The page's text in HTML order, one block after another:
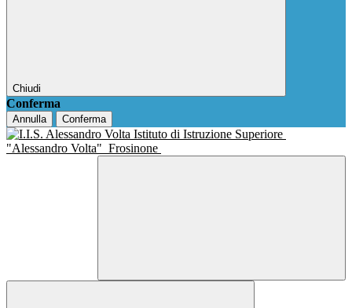
Chiudi
Conferma
Annulla Conferma
Istituto di Istruzione Superiore
"Alessandro Volta" Frosinone